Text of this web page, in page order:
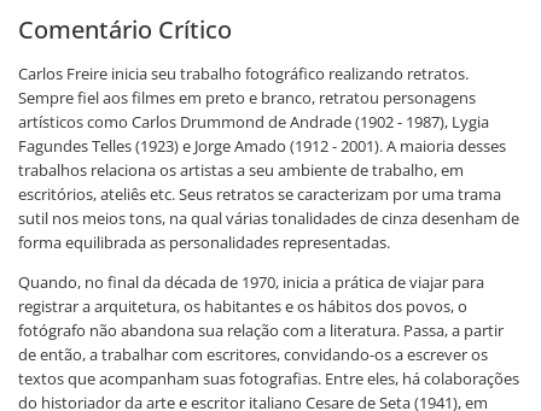
Comentário Crítico
Carlos Freire inicia seu trabalho fotográfico realizando retratos.
Sempre fiel aos filmes em preto e branco, retratou personagens
artísticos como Carlos Drummond de Andrade (1902 - 1987), Lygia
Fagundes Telles (1923) e Jorge Amado (1912 - 2001). A maioria desses
trabalhos relaciona os artistas a seu ambiente de trabalho, em
escritórios, ateliês etc. Seus retratos se caracterizam por uma trama
sutil nos meios tons, na qual várias tonalidades de cinza desenham de
forma equilibrada as personalidades representadas.
Quando, no final da década de 1970, inicia a prática de viajar para
registrar a arquitetura, os habitantes e os hábitos dos povos, o
fotógrafo não abandona sua relação com a literatura. Passa, a partir
de então, a trabalhar com escritores, convidando-os a escrever os
textos que acompanham suas fotografias. Entre eles, há colaborações
do historiador da arte e escritor italiano Cesare de Seta (1941), em